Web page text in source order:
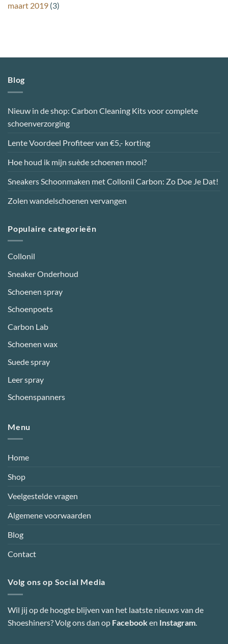
maart 2019 (3)
Blog
Nieuw in de shop: Carbon Cleaning Kits voor complete
schoenverzorging
Lente Voordeel Profiteer van €5,- korting
Hoe houd ik mijn suède schoenen mooi?
Sneakers Schoonmaken met Collonil Carbon: Zo Doe Je Dat!
Zolen wandelschoenen vervangen
Populaire categorieën
Collonil
Sneaker Onderhoud
Schoenen spray
Schoenpoets
Carbon Lab
Schoenen wax
Suede spray
Leer spray
Schoenspanners
Menu
Home
Shop
Veelgestelde vragen
Algemene voorwaarden
Blog
Contact
Volg ons op Social Media
Wil jij op de hoogte blijven van het laatste nieuws van de
Shoeshiners? Volg ons dan op Facebooken Instagram.